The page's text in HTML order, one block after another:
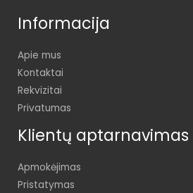
Informacija
Apie mus
Kontaktai
Rekvizitai
Privatumas
Klientų aptarnavimas
Apmokėjimas
Pristatymas